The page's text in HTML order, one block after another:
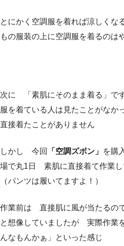
とにかく空調服を着れば涼しく
もの服装の上に空調服を着るのは
次に 「素肌にそのまま着る」
服を着ている人は見たことがな
直接着たことがありません
しかし 今回 「空調ズボン」 を購
場で丸1日 素肌に直接着て作業し
（パンツは履いてますよ！）
作業前は 直接肌に風が当たるの
と想像していましたが 実際作業
んなもんかぁ」といった感じ